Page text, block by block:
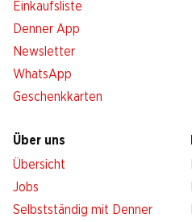
Einkaufsliste
Denner App
Newsletter
WhatsApp
Geschenkkarten
Über uns
Übersicht
Jobs
Selbstständig mit Denner